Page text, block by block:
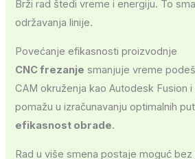
Brži rad štedi vreme i energiju. To
održavanja linije.
Povećanje efikasnosti proizvodnje
CNC frezanje smanjuje vreme
CAM okruženja kao Autodesk Fusion
pomažu u izračunavanju optimalnih
efikasnost obrade.
Rad u više smena postaje moguć bez